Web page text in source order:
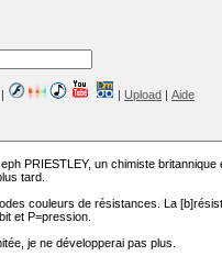
| | Upload | Aide